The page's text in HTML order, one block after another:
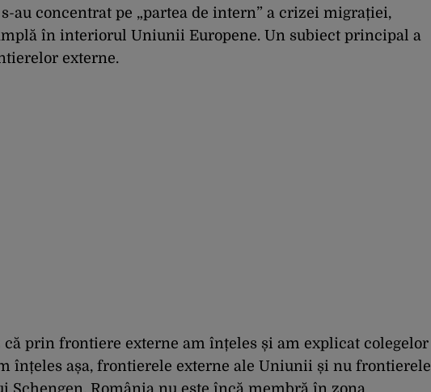
au concentrat pe „partea de intern” a crizei migrației,
în interiorul Uniunii Europene. Un subiect principal a
externe.
că prin frontiere externe am înțeles și am explicat colegelor
înțeles așa, frontierele externe ale Uniunii și nu frontierele